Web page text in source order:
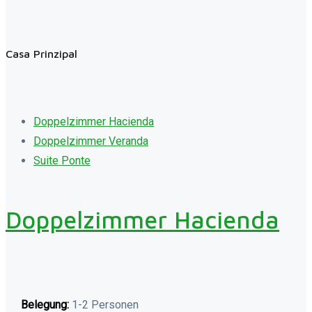
Casa Prinzipal
Doppelzimmer Hacienda
Doppelzimmer Veranda
Suite Ponte
Doppelzimmer Hacienda
Belegung: 1-2 Personen